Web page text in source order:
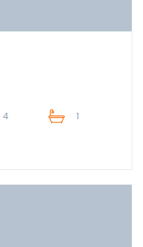
4 1